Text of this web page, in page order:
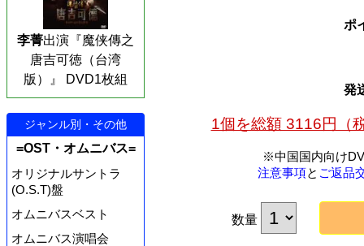
李菁出演『魔侠傳之
唐吉可徳（台湾
版）』 DVD1枚組
ジャンル別・その他
=OST・オムニバス=
オリジナルサントラ
(O.S.T)盤
オムニバスベスト
オムニバス演唱会
ポ
発
1個を総額 3116円（
※中国国内向け
注意事項と ご返品
数量